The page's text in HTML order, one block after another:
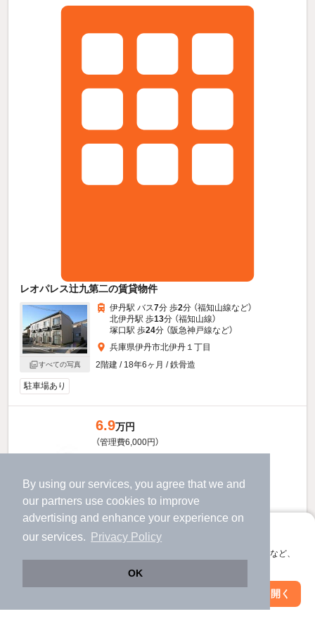
By using our services, you agree that we and
our partners use cookies to improve
advertising and enhance your experience on
our services.
Privacy Policy
OK
アプリに切り替えて、サクサクお部屋探し
会員登録なしですぐ使える。マップ検索やお気に入り保存など、
アプリを開く
レオパレス辻九第二の賃貸物件
すべての写真
伊丹駅 バス7分 歩2分 （福知山線など）
北伊丹駅 歩13分 （福知山線）
塚口駅 歩24分 （阪急神戸線など）
兵庫県伊丹市北伊丹１丁目
2階建 / 18年6ヶ月 / 鉄骨造
駐車場あり
6.9万円
（管理費6,000円）
1階 / 1K / 20.28㎡
絞り込み条件を変更